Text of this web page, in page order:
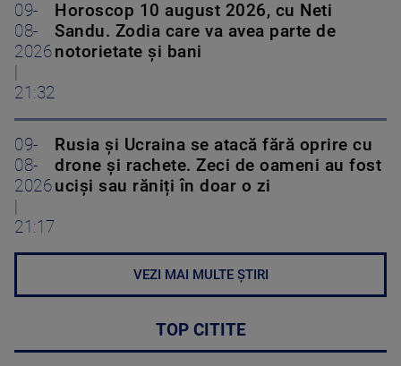
09-
08-
2026
21:32
Horoscop 10 august 2026, cu Neti
Sandu. Zodia care va avea parte de
notorietate și bani
09-
08-
2026
21:17
Rusia și Ucraina se atacă fără oprire cu
drone și rachete. Zeci de oameni au fost
uciși sau răniți în doar o zi
VEZI MAI MULTE ȘTIRI
TOP CITITE